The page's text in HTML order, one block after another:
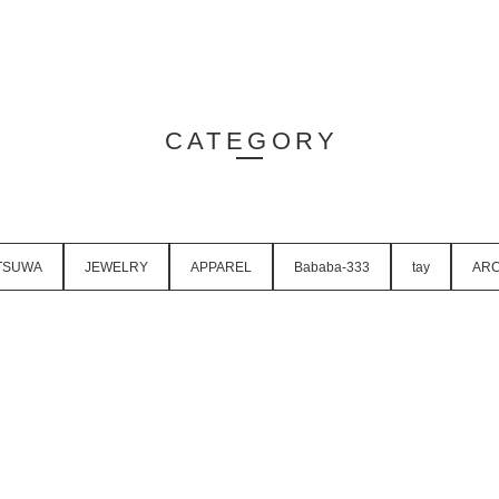
CATEGORY
JEWELRY APPAREL Bababa-333 tay